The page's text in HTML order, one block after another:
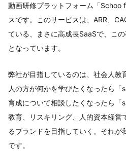
動画研修プラットフォーム「Schoo
スです。このサービスは、ARR、
ている、まさに高成長SaaSで、こ
となっています。
弊社が目指しているのは、社会人教
人の方が何かを学びたくなったら
育成について相談したくなったら「
教育、リスキリング、人的資本経営
るブランドを目指していく。それが
です。